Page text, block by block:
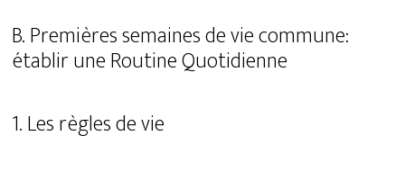
B. Premières semaines de vie commune:
établir une Routine Quotidienne
1. Les règles de vie